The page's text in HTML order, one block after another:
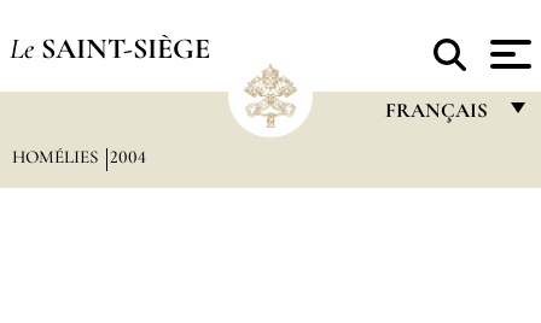
Le SAINT-SIÈGE
FRANÇAIS
HOMÉLIES 2004